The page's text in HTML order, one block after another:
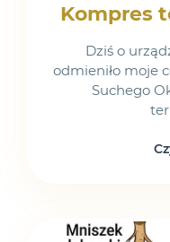
Kompres
Dziś o
odmieniło moje
Suchego